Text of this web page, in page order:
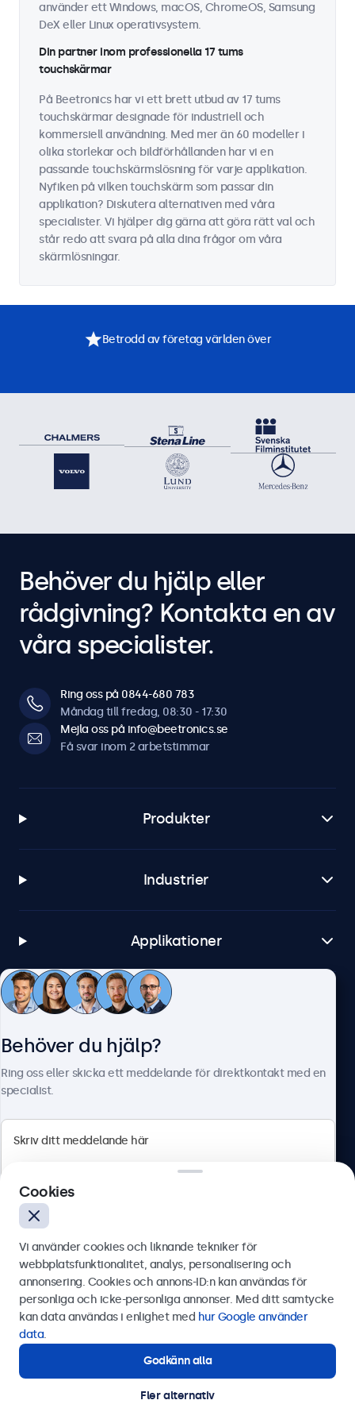
använder ett Windows, macOS, ChromeOS, Samsung
DeX eller Linux operativsystem.
Din partner inom professionella 17 tums
touchskärmar
På Beetronics har vi ett brett utbud av 17 tums
touchskärmar designade för industriell och
kommersiell användning. Med mer än 60 modeller i
olika storlekar och bildförhållanden har vi en
passande touchskärmslösning för varje applikation.
Nyfiken på vilken touchskärm som passar din
applikation? Diskutera alternativen med våra
specialister. Vi hjälper dig gärna att göra rätt val och
står redo att svara på alla dina frågor om våra
skärmlösningar.
Betrodd av företag världen över
Behöver du hjälp eller
rådgivning? Kontakta en av
våra specialister.
Ring oss på 0844-680 783
Måndag till fredag, 08:30 - 17:30
Mejla oss på info@beetronics.se
Få svar inom 2 arbetstimmar
Produkter
Industrier
Applikationer
Kundtjänst
Olof Palmesgata 29, Stockholm, 111 22, Sverige
Svenska
© 2026 Beetronics
Behöver du hjälp?
Ring oss eller skicka ett meddelande för direktkontakt med en
specialist.
Skicka
Kontakta våra experter.
Cookies
Vi använder cookies och liknande tekniker för
webbplatsfunktionalitet, analys, personalisering och
annonsering. Cookies och annons-ID:n kan användas för
personliga och icke-personliga annonser. Med ditt samtycke
kan data användas i enlighet med hur Google använder
data.
Godkänn alla
Fler alternativ